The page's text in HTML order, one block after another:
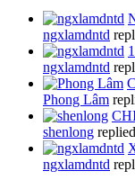
ngxlamdntd
ngxlamdntd
Phong Lâm
shenlong replied
ngxlamdntd